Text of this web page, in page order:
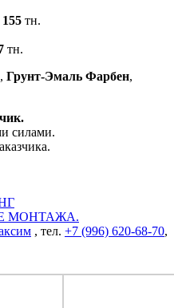
155 тн.
тн.
Грунт-Эмаль Фарбен,
силами.
МОНТАЖА.
, тел. +7 (996) 620-68-70,